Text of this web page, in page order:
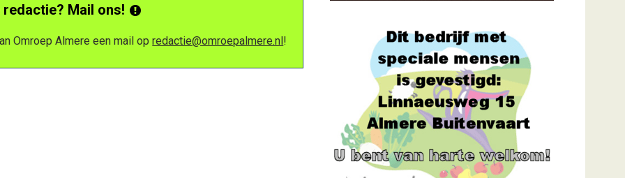
Mail ons!
Omroep Almere een mail opredactie@omroepalmere.nl!